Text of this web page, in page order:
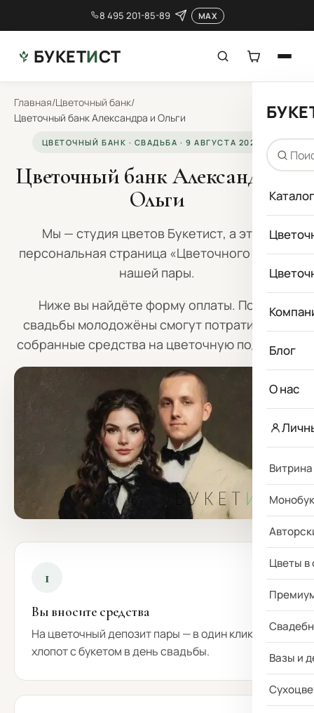
8 495 201-85-89 MAX
БУКЕТИСТ
Каталог
Блог
О нас
Цветы в
Вазы и
Главная/Цветочный банк/
Цветочный банк Александра и Ольги
ЦВЕТОЧНЫЙ БАНК · СВАДЬБА · 9 АВГУСТА 2026 Г.
Цветочный банк Александра и
Ольги
Мы — студия цветов Букетист, а это —
персональная страница «Цветочного банка»
нашей пары.
Ниже вы найдёте форму оплаты. После
свадьбы молодожёны смогут потратить все
собранные средства на цветочную подписку.
1
Вы вносите средства
На цветочный депозит пары — в один клик, без
хлопот с букетом в день свадьбы.